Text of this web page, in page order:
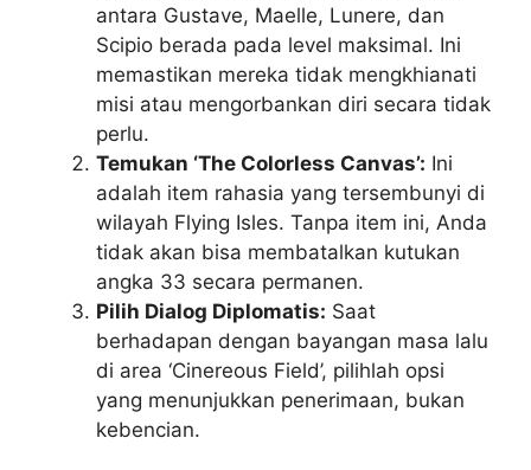
antara Gustave, Maelle, Lunere, dan
Scipio berada pada level maksimal. Ini
memastikan mereka tidak mengkhianati
misi atau mengorbankan diri secara tidak
perlu.
Temukan ‘The Colorless Canvas’: Ini
adalah item rahasia yang tersembunyi di
wilayah Flying Isles. Tanpa item ini, Anda
tidak akan bisa membatalkan kutukan
angka 33 secara permanen.
Pilih Dialog Diplomatis: Saat
berhadapan dengan bayangan masa lalu
di area ‘Cinereous Field’, pilihlah opsi
yang menunjukkan penerimaan, bukan
kebencian.